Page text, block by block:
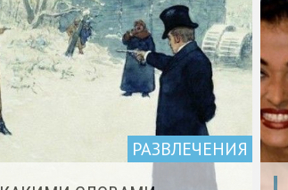
РАЗВЛЕЧЕНИЯ